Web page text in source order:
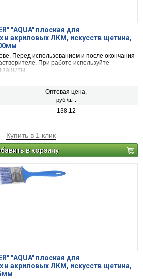
"АQUA" плоская для
и акриловых ЛКМ, искусств щетина,
Перед использованием и после окончания
При работе используйте
защиты.
Оптовая цена,
руб./шт.
138.12
Купить в 1 клик
в корзину
"АQUA" плоская для
и акриловых ЛКМ, искусств щетина,